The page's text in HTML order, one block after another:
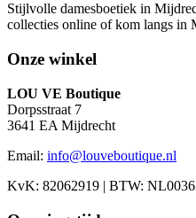
Stijlvolle damesboetiek in
collecties online of kom langs in
Onze winkel
LOU VE Boutique
Dorpsstraat 7
3641 EA Mijdrecht
Email: info@louveboutique.nl
KvK: 82062919 | BTW: